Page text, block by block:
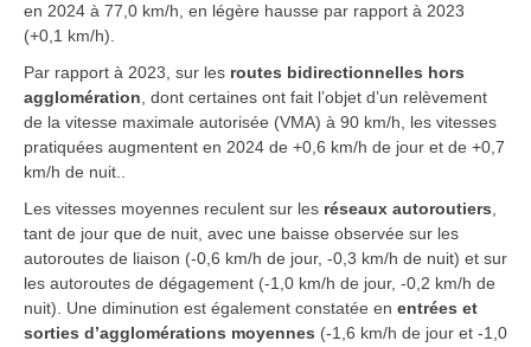
en 2024 à 77,0 km/h, en légère hausse par rapport à 2023
(+0,1 km/h).
Par rapport à 2023, sur les routes bidirectionnelles hors
agglomération , dont certaines ont fait l’objet d’un relèvement
de la vitesse maximale autorisée (VMA) à 90 km/h, les vitesses
pratiquées augmentent en 2024 de +0,6 km/h de jour et de +0,7
km/h de nuit..
Les vitesses moyennes reculent sur les réseaux autoroutiers
tant de jour que de nuit, avec une baisse observée sur les
autoroutes de liaison (-0,6 km/h de jour, -0,3 km/h de nuit) et sur
les autoroutes de dégagement (-1,0 km/h de jour, -0,2 km/h de
nuit). Une diminution est également constatée en entrées et
sorties d’agglomérations moyennes (-1,6 km/h de jour et -1,0